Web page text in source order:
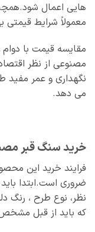
هایی اعمال
معمولاً شرایط قیمتی
مقایسه قیمت با
مصنوعی از نظر
نگهداری و عمر مفید
می‌ دهد.
خرید سنگ قبر
فرایند خرید این
ضروری است.ابتدا باید
نظر، نوع طرح ، رنگ
که باید از قبل مشخص